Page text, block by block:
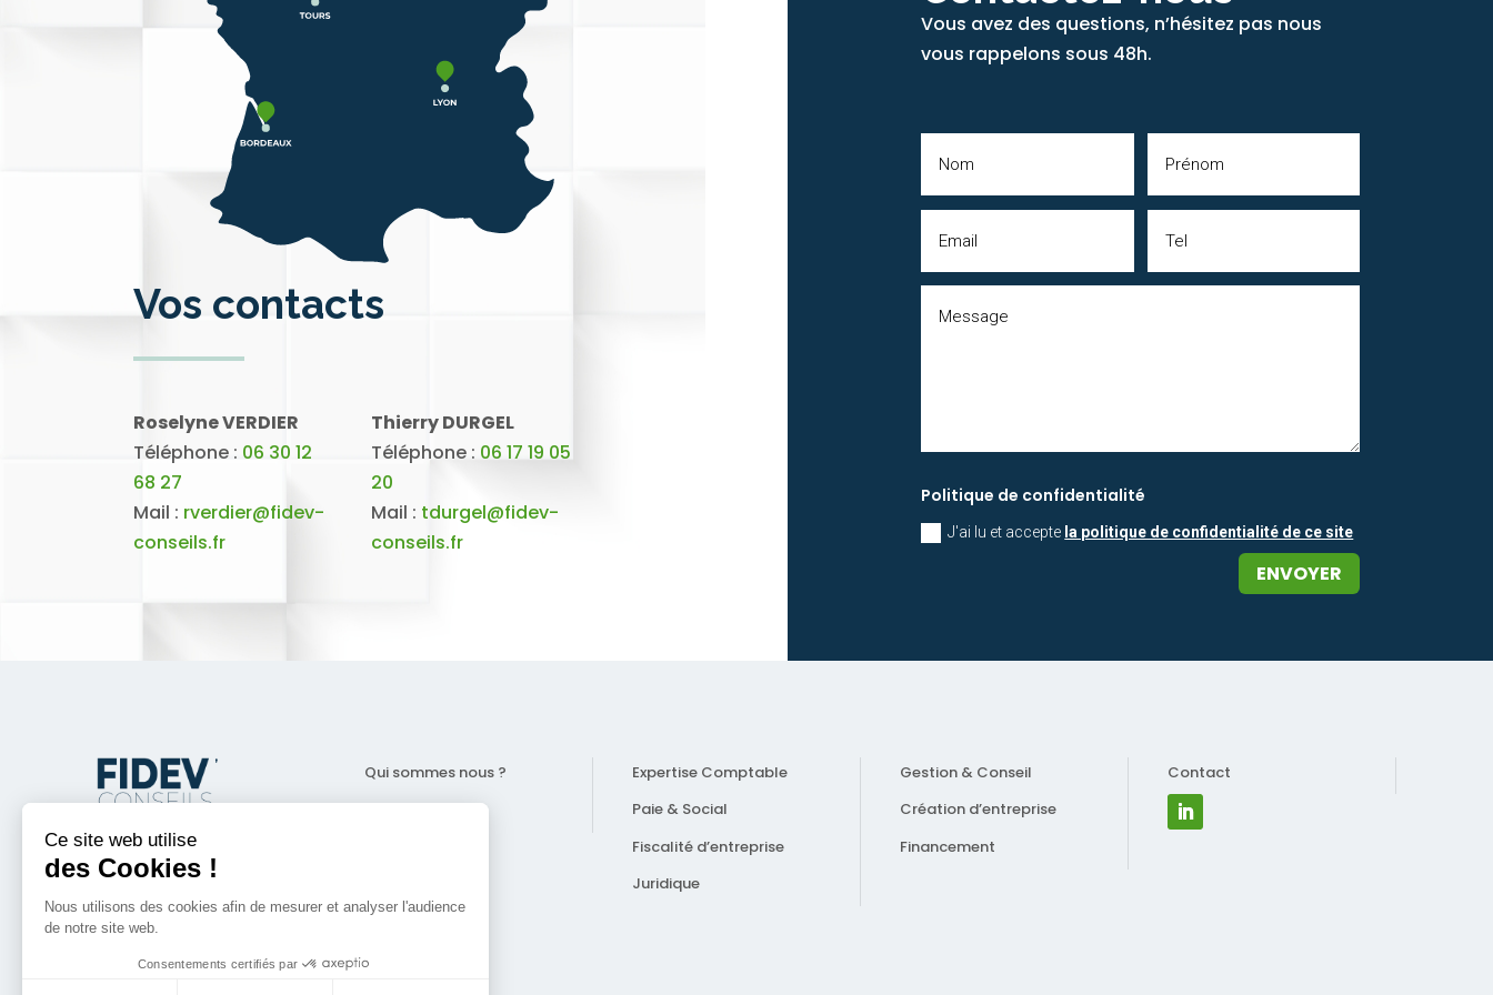
Vos contacts
Roselyne VERDIER
Téléphone : 06 30 12
68 27
Mail : rverdier@fidev-
conseils.fr
Thierry DURGEL
Téléphone : 06 17 19 05
20
Mail : tdurgel@fidev-
conseils.fr
Vous avez des questions, n’hésitez pas nous
vous rappelons sous 48h.
Politique de confidentialité
J'ai lu et accepte la politique de confidentialité de ce site
ENVOYER
FIDEV’ CONSEILS
10 Chem. d’Armagnac
33370 Fargues-Saint-Hilaire
05.33.03.06.96
Qui sommes nous ?
Nos missions
Expertise Comptable
Paie & Social
Fiscalité d’entreprise
Juridique
Gestion & Conseil
Création d’entreprise
Financement
Contact
Ce site web utilise
des Cookies !
Nous utilisons des cookies afin de mesurer et analyser l'audience
de notre site web.
Consentements certifiés par